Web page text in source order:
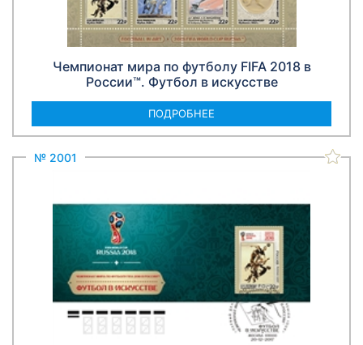
Чемпионат мира по футболу FIFA 2018 в
России™. Футбол в искусстве
ПОДРОБНЕЕ
№ 2001